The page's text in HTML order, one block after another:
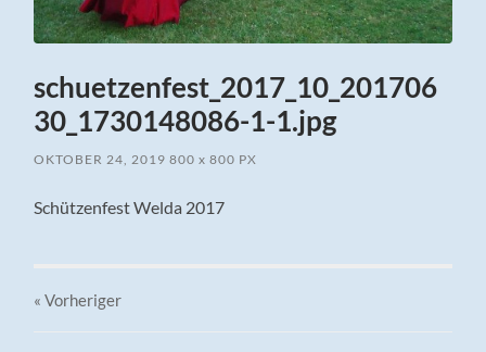
schuetzenfest_2017_10_201706
30_1730148086-1-1.jpg
OKTOBER 24, 2019 800x 800 PX
Schützenfest Welda 2017
« Vorheriger